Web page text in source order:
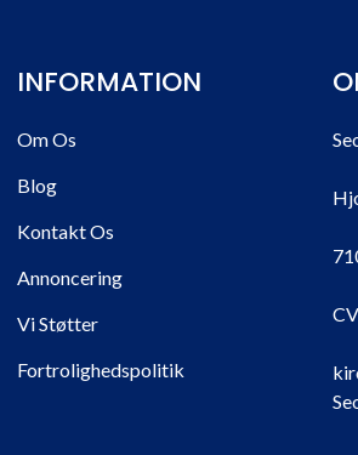
INFORMATION
Om Os
Blog
Kontakt Os
Annoncering
Vi Støtter
Fortrolighedspolitik